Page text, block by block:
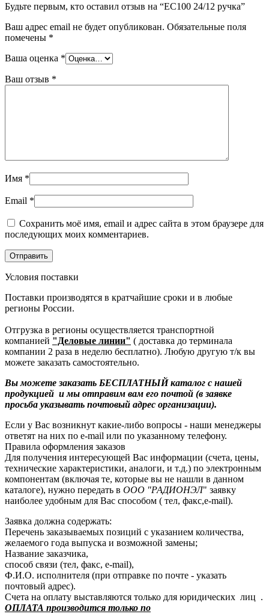
Будьте первым, кто оставил отзыв на “EC100 24/12 ручка”
Ваш адрес email не будет опубликован. Обязательные поля
помечены *
Ваша оценка *
Ваш отзыв *
Имя *
Email *
Сохранить моё имя, email и адрес сайта в этом браузере для
последующих моих комментариев.
Условия поставки
Поставки производятся в кратчайшие сроки и в любые
регионы России.
Отгрузка в регионы осуществляется транспортной
компанией "Деловые линии" ( доставка до терминала
компании 2 раза в неделю бесплатно). Любую другую т/к вы
можете заказать самостоятельно.
Вы можете заказать БЕСПЛАТНЫЙ каталог с нашей
продукцией и мы отправим вам его почтой (в заявке
просьба указывать почтовый адрес организации).
Если у Вас возникнут какие-либо вопросы - наши менеджеры
ответят на них по e-mail или по указанному телефону.
Правила оформления заказов
Для получения интересующей Вас информации (счета, цены,
технические характеристики, аналоги, и т.д.) по электронным
компонентам (включая те, которые вы не нашли в данном
каталоге), нужно передать в ООО "РАДИОНЭЛ" заявку
наиболее удобным для Вас способом ( тел, факс,e-mail).
Заявка должна содержать:
Перечень заказываемых позиций с указанием количества,
желаемого года выпуска и возможной замены;
Название заказчика,
способ связи (тел, факс, e-mail),
Ф.И.О. исполнителя (при отправке по почте - указать
почтовый адрес).
Счета на оплату выставляются только для юридических лиц .
ОПЛАТА производится только по